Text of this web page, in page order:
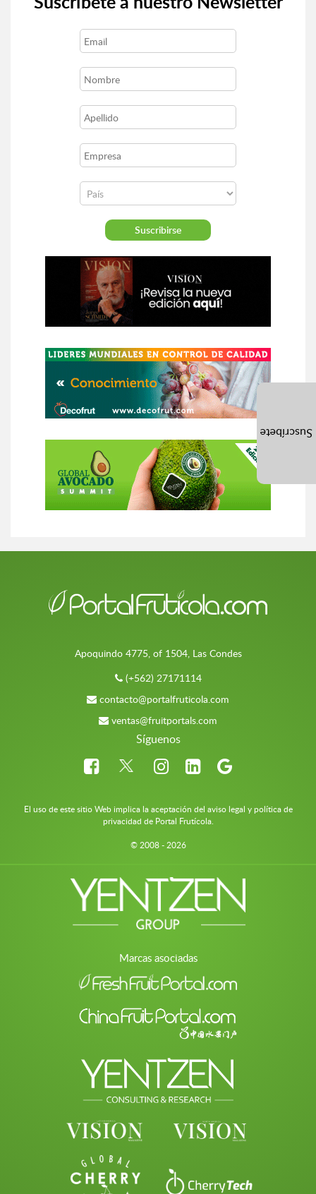
Apoquindo 4775, of 1504, Las Condes
(+562) 27171114
contacto@portalfruticola.com
ventas@fruitportals.com
Síguenos
El uso de este sitio Web implica la aceptación del aviso legal y política de
privacidad de Portal Frutícola.
© 2008 - 2026
Marcas asociadas
Suscríbete